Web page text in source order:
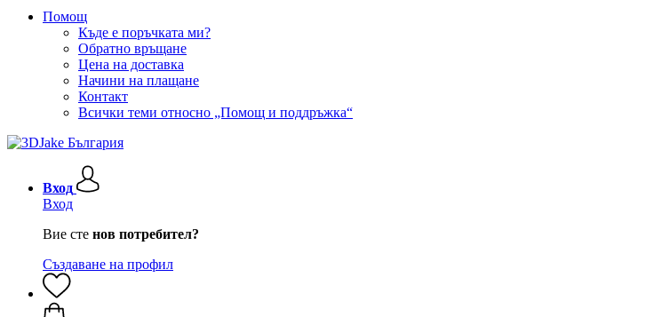
Помощ
Къде е поръчката ми?
Обратно връщане
Цена на доставка
Начини на плащане
Контакт
Всички теми относно „Помощ и поддръжка“
Вход
Вход
Вие сте нов потребител?
Създаване на профил